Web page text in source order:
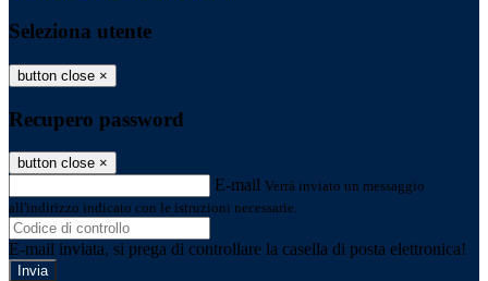
Seleziona utente
button close ×
Recupero password
button close ×
E-mail Verrà inviato un messaggio
all'indirizzo indicato con le istruzioni necessarie.
E-mail inviata, si prega di controllare la casella di posta elettronica!